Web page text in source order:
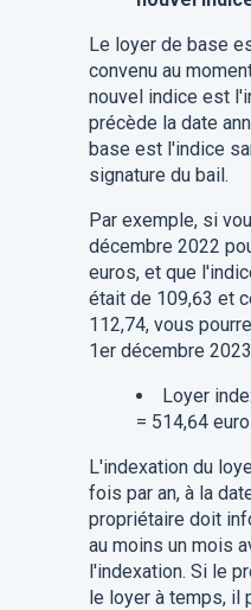
Le loyer de base
convenu au
nouvel indice est
précède la date
base est l'indice
signature du bail.
Par exemple, si
décembre 2022
euros, et que
était de 109,63 et
112,74, vous
1er décembre
Loyer
= 514,64
L'indexation du
fois par an, à la
propriétaire doit
au moins un mois
l'indexation. Si le
le loyer à temps, il